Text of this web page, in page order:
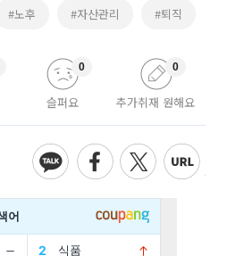
#노후 #자산관리 #퇴직
슬퍼요
0
추가취재 원해요
0